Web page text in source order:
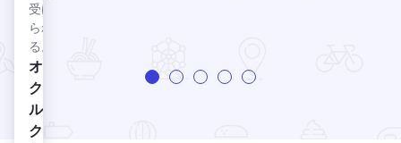
ーリ
ー・
パス
イリ
ノ
イ・
プレ
受け
られ
る。
オー
クブ
ルッ
ク・
オークブルック・センターを見る